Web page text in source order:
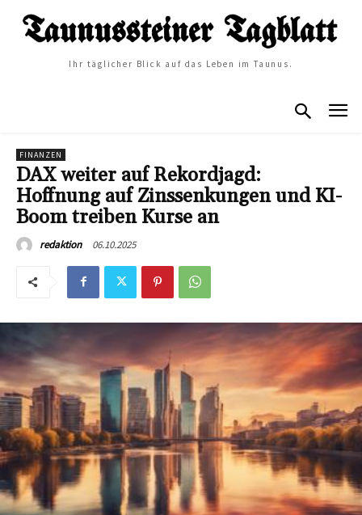
Ihr täglicher Blick auf das Leben im Taunus.
FINANZEN
DAX weiter auf Rekordjagd:
Hoffnung auf Zinssenkungen und KI-
Boom treiben Kurse an
redaktion 06.10.2025